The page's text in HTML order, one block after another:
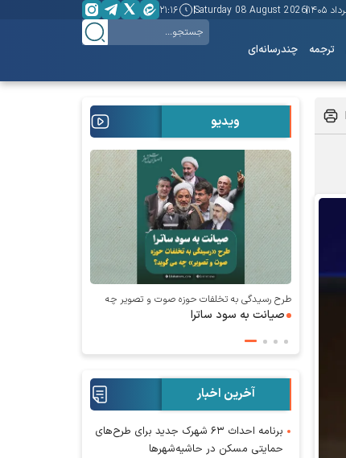
Saturday 08 August 2026 ۲۱:۱۶
ترجمه چندرسانه‌ای
ویدیو
طرح رسیدگی به تخلفات حوزه صوت و‌ تصویر چه
می‌گوید؛
صیانت به سود ساترا
آخرین اخبار
برنامه احداث ۶۳ شهرک جدید برای طرح‌های
حمایتی مسکن در حاشیه‌شهرها